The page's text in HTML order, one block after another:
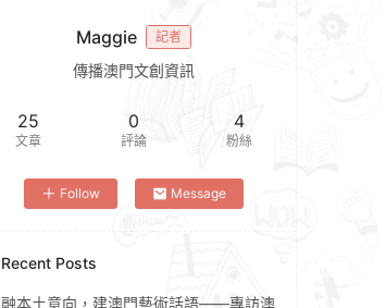
Maggie 記者
傳播澳門文創資訊
25
文章
0
評論
4
粉絲
Follow Message
Recent Posts
融本土意向，建澳門藝術話語——專訪澳